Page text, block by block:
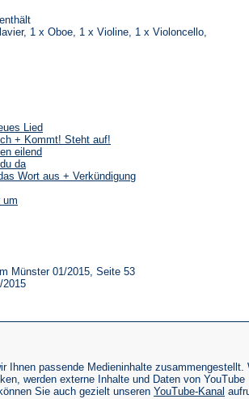
1 x Oboe, 1 x Violine, 1 x Violoncello,
Lied
+ Kommt! Steht auf!
eilend
da
Wort aus + Verkündigung
um
Münster 01/2015, Seite 53
2015
Ihnen passende Medieninhalte zusammengestellt.
werden externe Inhalte und Daten von YouTube
Sie auch gezielt unseren YouTube-Kanal